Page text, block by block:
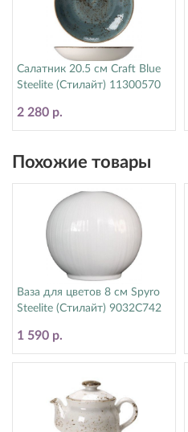
Салатник 20.5 см Craft Blue
Steelite (Стилайт) 11300570
2 280 р.
Похожие товары
Ваза для цветов 8 см Spyro
Steelite (Стилайт) 9032C742
1 590 р.